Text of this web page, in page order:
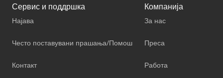
Сервис и поддршка
Најава
Често поставувани прашања/Помош
Контакт
Компанија
За нас
Преса
Работа